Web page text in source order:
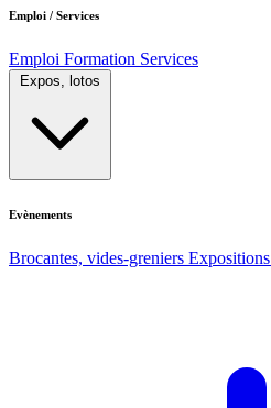
Emploi / Services
Emploi Formation Services
Expos, lotos
Evènements
Brocantes, vides-greniers Expositions